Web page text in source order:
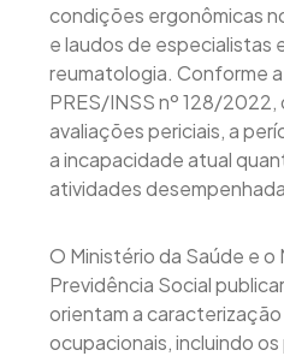
condições ergonômicas
e laudos de especialistas
reumatologia. Conforme
PRES/INSS nº 128/2022,
avaliações periciais, a
a incapacidade atual
atividades
O Ministério da Saúde e o
Previdência Social
orientam a
ocupacionais, incluindo